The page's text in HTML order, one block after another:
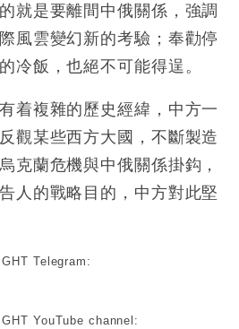
執法人員要求交「保證金」 43歲女子
萬點後回穩 全周仍升近2%
就是要離間中俄關係，強調
風雲變幻新的考驗；奉勸停
冷飯，也絕不可能得逞。
着複雜的歷史經緯，中方一
觀某些西方大國，不斷製造
克蘭危機與中俄關係掛鈎，
人的戰略目的，中方對此堅
Telegram:
YouTube channel: